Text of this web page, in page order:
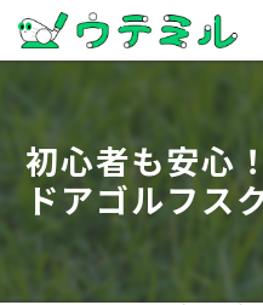
初心者も安心
ドアゴルフス